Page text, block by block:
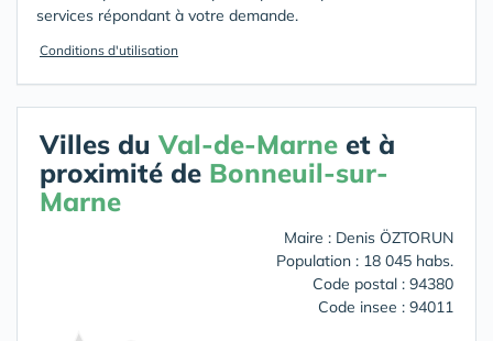
services répondant à votre demande.
Conditions d'utilisation
Villes du Val-de-Marne et à
proximité de Bonneuil-sur-
Marne
Maire : Denis ÖZTORUN
Population : 18 045 habs.
Code postal : 94380
Code insee : 94011